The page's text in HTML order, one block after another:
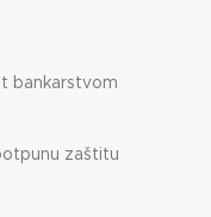
bankarstvom
zaštitu